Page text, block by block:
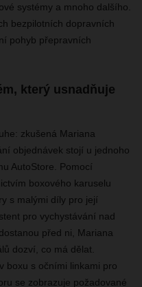
systémy a mnoho dalšího.
bezpilotních dopravních
pohyb přepravních
který usnadňuje
zkušená Mariana
objednávek stojí u jednoho
AutoStore. Pomocí
boxového karuselu
s malými díly pro její
pro vychystávání nad
před ni, Mariana
dozví, co má dělat.
boxu s očními linkami pro
se zobrazuje požadované